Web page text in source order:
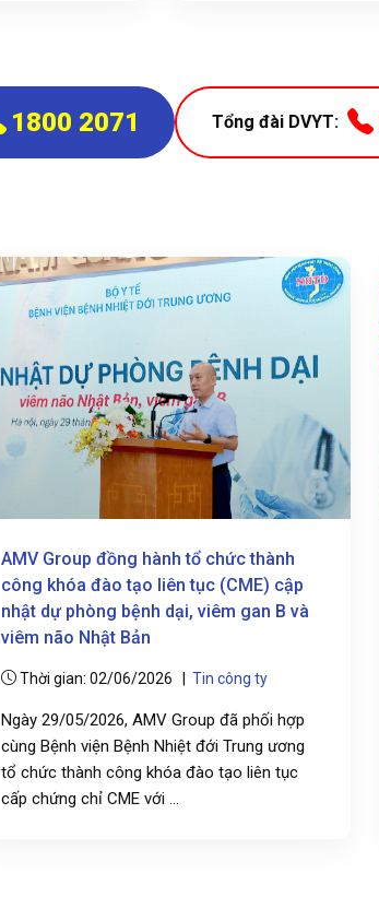
1800 2071 Tổng đài DVYT:
AMV Group đồng hành tổ chức thành
công khóa đào tạo liên tục (CME) cập
nhật dự phòng bệnh dại, viêm gan B và
viêm não Nhật Bản
Thời gian: 02/06/2026 | Tin công ty
Ngày 29/05/2026, AMV Group đã phối hợp
cùng Bệnh viện Bệnh Nhiệt đới Trung ương
tổ chức thành công khóa đào tạo liên tục
cấp chứng chỉ CME với ...